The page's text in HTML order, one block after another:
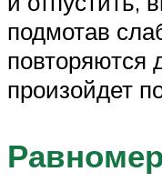
подмотав
повторяются
произойдет